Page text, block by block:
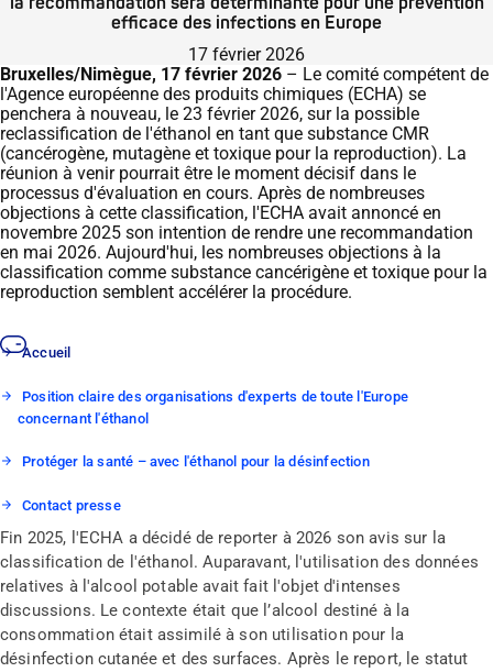
efficace des infections en Europe
17 février 2026
Bruxelles/Nimègue, 17 février 2026 – Le comité compétent de
l'Agence européenne des produits chimiques (ECHA) se
penchera à nouveau, le 23 février 2026, sur la possible
reclassification de l'éthanol en tant que substance CMR
(cancérogène, mutagène et toxique pour la reproduction). La
réunion à venir pourrait être le moment décisif dans le
processus d'évaluation en cours. Après de nombreuses
objections à cette classification, l'ECHA avait annoncé en
novembre 2025 son intention de rendre une recommandation
en mai 2026. Aujourd'hui, les nombreuses objections à la
classification comme substance cancérigène et toxique pour la
reproduction semblent accélérer la procédure.
Accueil
Position claire des organisations d'experts de toute l'Europe
concernant l'éthanol
Protéger la santé – avec l'éthanol pour la désinfection
Contact presse
Fin 2025, l'ECHA a décidé de reporter à 2026 son avis sur la
classification de l'éthanol. Auparavant, l'utilisation des données
relatives à l'alcool potable avait fait l'objet d'intenses
discussions. Le contexte était que l’alcool destiné à la
consommation était assimilé à son utilisation pour la
désinfection cutanée et des surfaces. Après le report, le statut